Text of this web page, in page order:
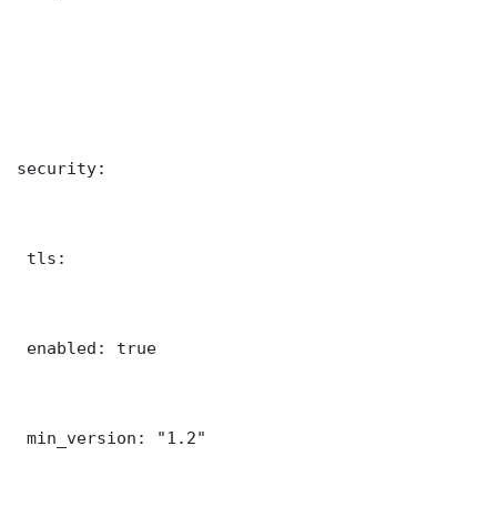
security:
tls:
enabled: true
min_version: "1.2"